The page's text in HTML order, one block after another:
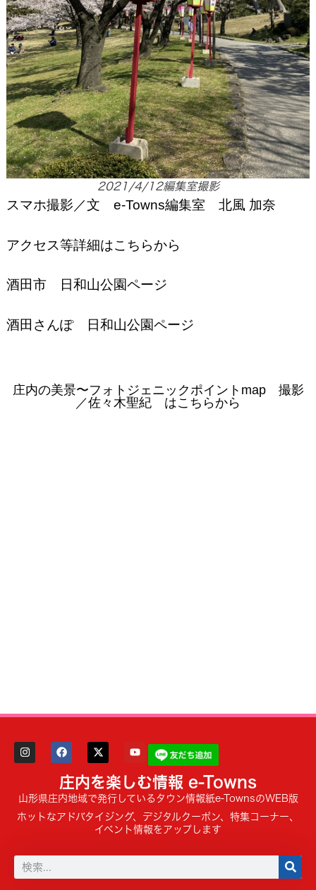
2021/4/12編集室撮影
スマホ撮影／文 e-Towns編集室 北風 加奈
アクセス等詳細はこちらから
酒田市 日和山公園ページ
酒田さんぽ 日和山公園ページ
庄内の美景〜フォトジェニックポイントmap 撮影
／佐々木聖紀 はこちらから
庄内を楽しむ情報 e-Towns
山形県庄内地域で発行しているタウン情報紙e-TownsのWEB版
ホットなアドバタイジング、デジタルクーポン、特集コーナー、
イベント情報をアップします